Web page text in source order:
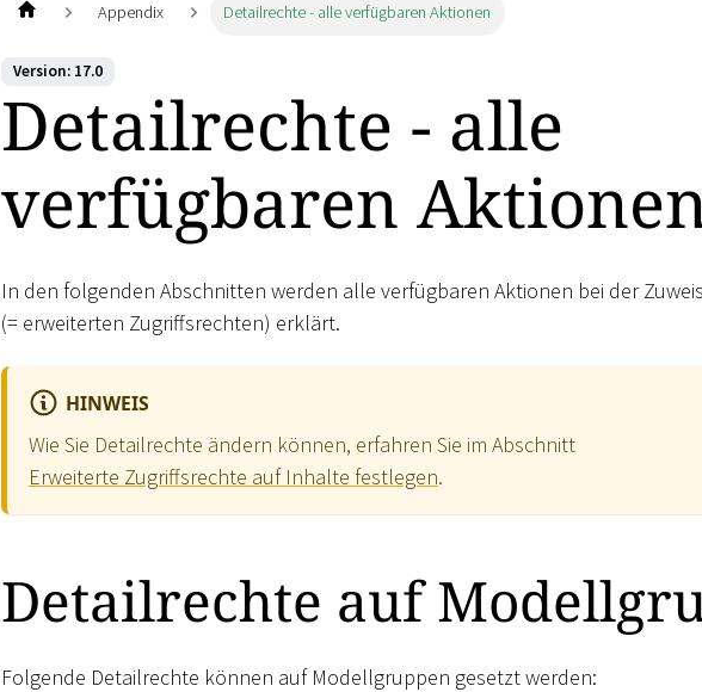
Appendix Detailrechte - alle verfügbaren Aktionen
Version: 17.0
Detailrechte - alle
verfügbaren
In den folgenden Abschnitten werden alle verfügbaren Aktionen bei der
(= erweiterten Zugriffsrechten) erklärt.
HINWEIS
Wie Sie Detailrechte ändern können, erfahren Sie im Abschnitt
Erweiterte Zugriffsrechte auf Inhalte festlegen.
Detailrechte auf
Folgende Detailrechte können auf Modellgruppen gesetzt werden: